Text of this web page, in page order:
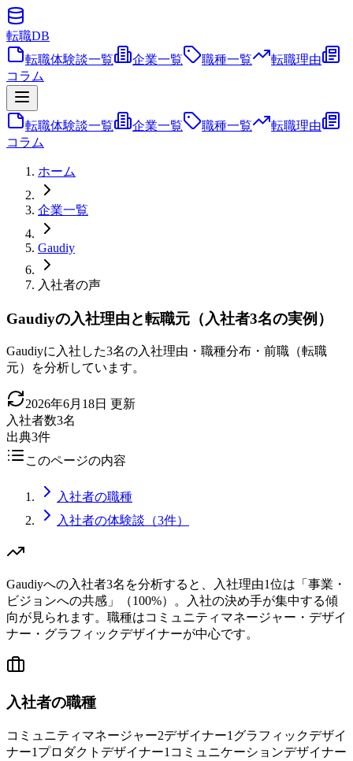
転職DB
転職体験談一覧
企業一覧 職種一覧
転職理由
コラム
転職体験談一覧 企業一覧 職種一覧
転職理由
コラム
ホーム
企業一覧
Gaudiy
入社者の声
Gaudiyの入社理由と転職元（入社者3名の実例）
Gaudiyに入社した3名の入社理由・職種分布・前職（転職
元）を分析しています。
2026年6月18日 更新
入社者数3名
出典3件
このページの内容
入社者の職種
入社者の体験談（3件）
Gaudiyへの入社者3名を分析すると、入社理由1位は「事業・
ビジョンへの共感」（100%）。入社の決め手が集中する傾
向が見られます。職種はコミュニティマネージャー・デザイ
ナー・グラフィックデザイナーが中心です。
入社者の職種
コミュニティマネージャー2デザイナー1 グラフィックデザイ
ナー1 プロダクトデザイナー1 コミュニケーションデザイナー